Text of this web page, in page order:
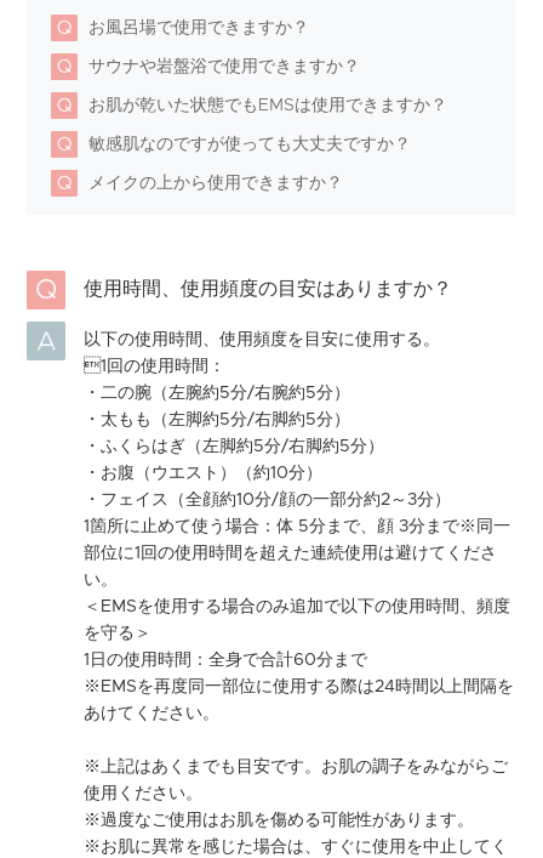
お風呂場で使用できますか？
サウナや岩盤浴で使用できますか？
お肌が乾いた状態でもEMSは使用できますか？
敏感肌なのですが使っても大丈夫ですか？
メイクの上から使用できますか？
使用時間、使用頻度の目安はありますか？
以下の使用時間、使用頻度を目安に使用する。
1回の使用時間：
・二の腕（左腕約5分/右腕約5分）
・太もも（左脚約5分/右脚約5分）
・ふくらはぎ（左脚約5分/右脚約5分）
・お腹（ウエスト）（約10分）
・フェイス（全顔約10分/顔の一部分約2～3分）
1箇所に止めて使う場合：体 5分まで、顔 3分まで※同一
部位に1回の使用時間を超えた連続使用は避けてくださ
い。
＜EMSを使用する場合のみ追加で以下の使用時間、頻度
を守る＞
1日の使用時間：全身で合計60分まで
※EMSを再度同一部位に使用する際は24時間以上間隔を
あけてください。
※上記はあくまでも目安です。お肌の調子をみながらご
使用ください。
※過度なご使用はお肌を傷める可能性があります。
※お肌に異常を感じた場合は、すぐに使用を中止してく